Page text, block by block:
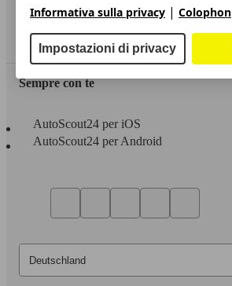
Servizi
Area rivenditori
Sempre con te
AutoScout24 per iOS
AutoScout24 per Android
Informativa sulla privacy | Colophon
Impostazioni di privacy